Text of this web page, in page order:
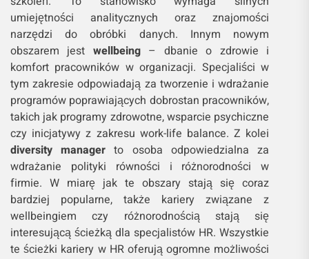
umiejętności analitycznych oraz znajomości
narzędzi do obróbki danych. Innym nowym
obszarem jest wellbeing– dbanie o zdrowie i
komfort pracowników w organizacji. Specjaliści w
tym zakresie odpowiadają za tworzenie i wdrażanie
programów poprawiających dobrostan pracowników,
takich jak programy zdrowotne, wsparcie psychiczne
czy inicjatywy z zakresu work-life balance. Z kolei
diversity manager to osoba odpowiedzialna za
wdrażanie polityki równości i różnorodności w
firmie. W miarę jak te obszary stają się coraz
bardziej popularne, także kariery związane z
wellbeingiem czy różnorodnością stają się
interesującą ścieżką dla specjalistów HR. Wszystkie
te ścieżki kariery w HR oferują ogromne możliwości